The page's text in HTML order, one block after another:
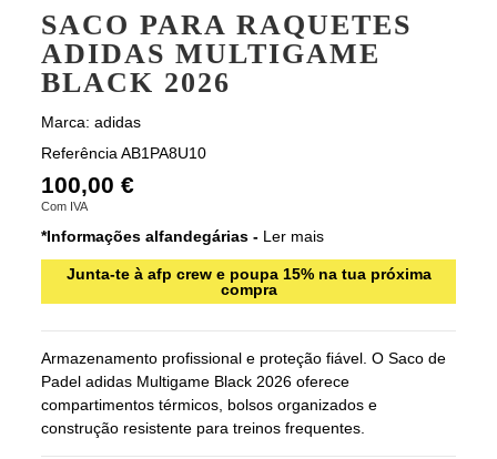
SACO PARA RAQUETES
ADIDAS MULTIGAME
BLACK 2026
Marca: adidas
Referência AB1PA8U10
100,00 €
Com IVA
*Informações alfandegárias - Ler mais
Junta-te à afp crew e poupa 15% na tua próxima
compra
Armazenamento profissional e proteção fiável. O Saco de
Padel adidas Multigame Black 2026 oferece
compartimentos térmicos, bolsos organizados e
construção resistente para treinos frequentes.